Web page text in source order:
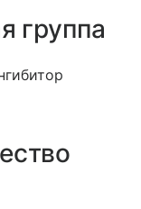
группа